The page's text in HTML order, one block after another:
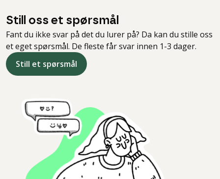
Still oss et spørsmål
Fant du ikke svar på det du lurer på? Da kan du stille oss
et eget spørsmål. De fleste får svar innen 1-3 dager.
Still et spørsmål